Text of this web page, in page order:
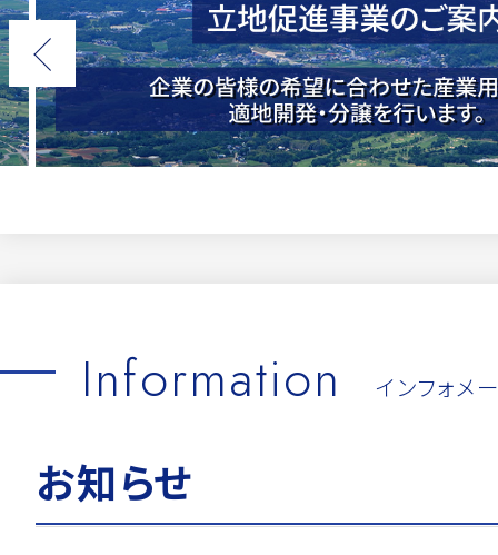
Information インフォメ
お知らせ